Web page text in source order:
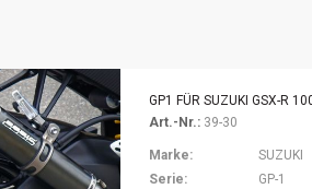
GP1 FÜR SUZUKI GSX-R
Art.-Nr.: 39-30
Marke: SUZUKI
Serie:
GP-1